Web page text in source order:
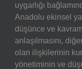
uygarlığı
Anadolu ekinsel
düşünce ve
anlaşılmasını,
olan ilişkilerinin
yönetiminin ve